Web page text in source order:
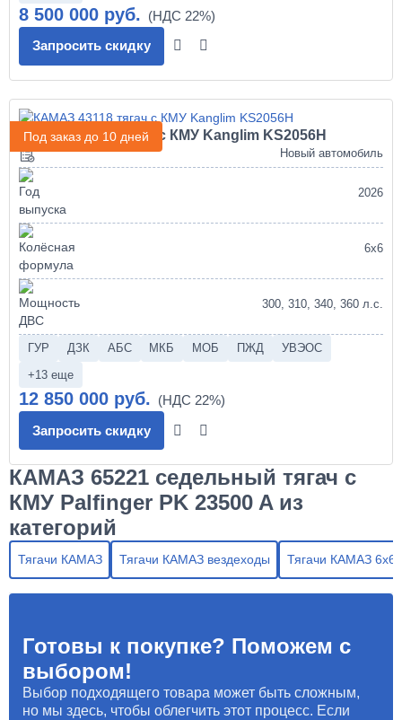
8 500 000 руб.
Запросить скидку
Под заказ до 10 дней
КАМАЗ 43118 тягач с КМУ Kanglim KS2056H
Новый автомобиль
2026
6х6
300, 310, 340, 360 л.с.
ГУР ДЗК АБС МКБ МОБ ПЖД
УВЭОС
+13 еще
12 850 000 руб.
Запросить скидку
КАМАЗ 65221 седельный тягач с
КМУ Palfinger PK 23500 A из
категорий
Тягачи КАМАЗ Тягачи КАМАЗ вездеходы Тягачи КАМАЗ 6х6
Готовы к покупке? Поможем с
выбором!
Выбор подходящего товара может быть сложным,
но мы здесь, чтобы облегчить этот процесс. Если